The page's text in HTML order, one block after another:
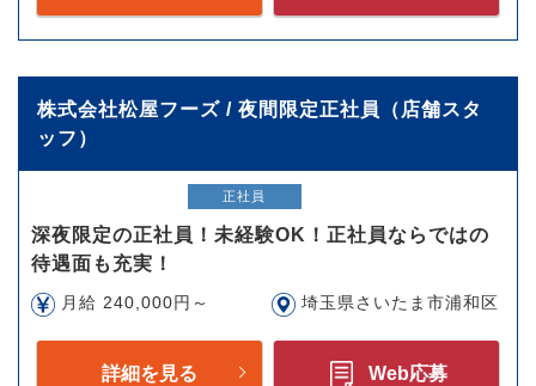
株式会社松屋フーズ / 夜間限定正社員（店舗スタ
ッフ）
正社員
深夜限定の正社員！未経験OK！正社員ならではの
待遇面も充実！
月給 240,000円～ 埼玉県さいたま市浦和区
詳細を見る Web応募